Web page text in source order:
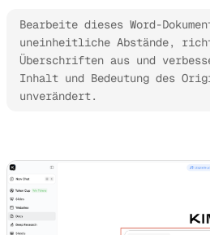
Bearbeite dieses Word-
uneinheitliche Abstände,
Überschriften aus und
Inhalt und Bedeutung des
unverändert.